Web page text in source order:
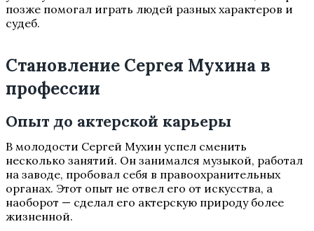
позже помогал играть людей разных характеров и
судеб.
Становление Сергея Мухина в
профессии
Опыт до актерской карьеры
В молодости Сергей Мухин успел сменить
несколько занятий. Он занимался музыкой, работал
на заводе, пробовал себя в правоохранительных
органах. Этот опыт не отвел его от искусства, а
наоборот — сделал его актерскую природу более
жизненной.